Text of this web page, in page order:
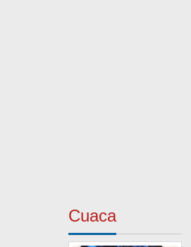
Cuaca